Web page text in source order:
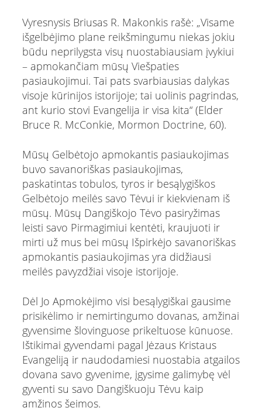
Vyresnysis Briusas R. Makonkis rašė: „Visame
išgelbėjimo plane reikšmingumu niekas jokiu
būdu neprilygsta visų nuostabiausiam įvykiui
– apmokančiam mūsų Viešpaties
pasiaukojimui. Tai pats svarbiausias dalykas
visoje kūrinijos istorijoje; tai uolinis pagrindas,
ant kurio stovi Evangelija ir visa kita“ (Elder
Bruce R. McConkie, Mormon Doctrine, 60).
Mūsų Gelbėtojo apmokantis pasiaukojimas
buvo savanoriškas pasiaukojimas,
paskatintas tobulos, tyros ir besąlygiškos
Gelbėtojo meilės savo Tėvui ir kiekvienam iš
mūsų. Mūsų Dangiškojo Tėvo pasiryžimas
leisti savo Pirmagimiui kentėti, kraujuoti ir
mirti už mus bei mūsų Išpirkėjo savanoriškas
apmokantis pasiaukojimas yra didžiausi
meilės pavyzdžiai visoje istorijoje.
Dėl Jo Apmokėjimo visi besąlygiškai gausime
prisikėlimo ir nemirtingumo dovanas, amžinai
gyvensime šlovinguose prikeltuose kūnuose.
Ištikimai gyvendami pagal Jėzaus Kristaus
Evangeliją ir naudodamiesi nuostabia atgailos
dovana savo gyvenime, įgysime galimybę vėl
gyventi su savo Dangiškuoju Tėvu kaip
amžinos šeimos.